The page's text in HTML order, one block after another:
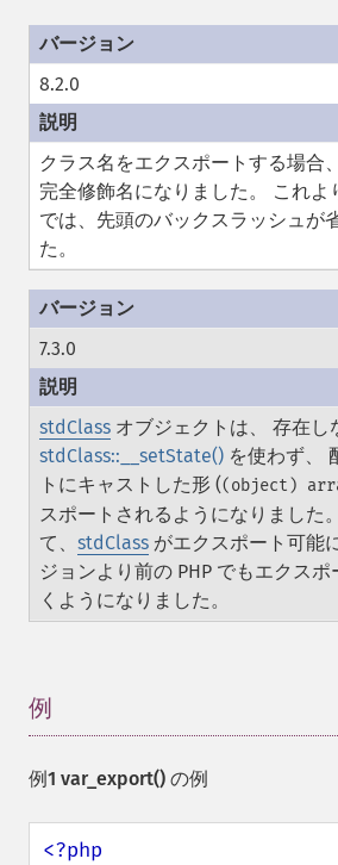
8.2.0
クラス名をエクスポートする場合
完全修飾名になりました。 これよ
では、先頭のバックスラッシュが
た。
7.3.0
stdClass オブジェクトは、 存在し
stdClass::__setState() を使わず、
トにキャストした形 ((object)
スポートされるようになりました
て、 stdClass がエクスポート可能
ジョンより前の PHP でもエクス
くようになりました。
例
例1 var_export() の例
<?php